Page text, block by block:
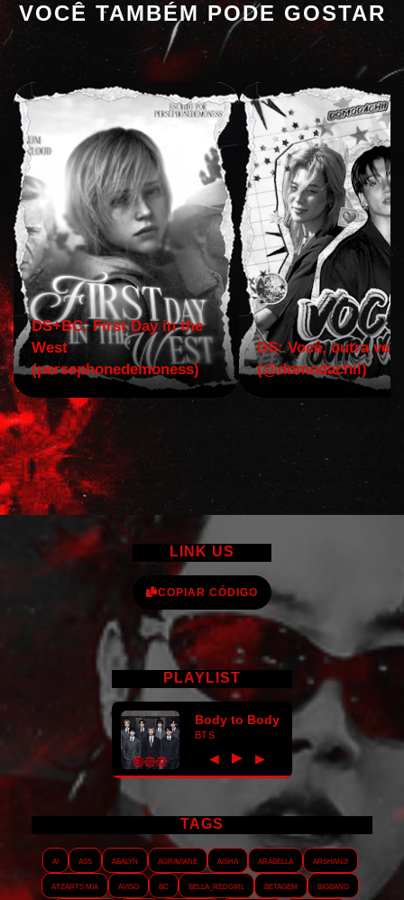
VOCÊ TAMBÉM PODE GOSTAR
DS+BC: First Day in the
West
(persephonedemoness)
DS: Você, outra vez!
(@domodachii)
LINK US
COPIAR CÓDIGO
PLAYLIST
Body to Body
BTS
◀ ► ▶
TAGS
AI ASS Abalyn Agraviane Aisha Arabella
Arshanji
Atzarts Mia
Aviso BC Bella_RedGirl Betagem Bigbang